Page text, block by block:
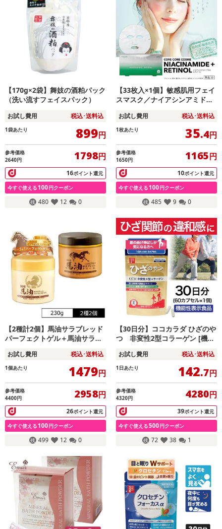
【170g×2袋】舞妓の酒粕パック
（洗い流すフェイスパック）
お試し費用 税込･送料込
1袋あたり 899円
参考価格
2640円
1798円
16ポイント還元
今すぐ使える 100円クーポン
480 12 0
【33枚入×1個】敏感肌用フェイ
スマスク／ナイアシンアミド＋
お試し費用 税込･送料込
1枚あたり 35.4円
参考価格
1650円
1165円
10ポイント還元
今すぐ使える 100円クーポン
485 9 0
【2種計2個】馬油サラブレッド
パーフェクトゲル＋馬油サラブ
お試し費用 税込･送料込
1個あたり 1479円
参考価格
4400円
2958円
26ポイント還元
今すぐ使える 100円クーポン
499 12 0
【30日分】ココカラダ ひざのや
つ 非変性2型コラーゲン [機能
お試し費用 税込･送料込
1日あたり 142.7円
参考価格
4320円
4280円
39ポイント還元
今すぐ使える500円クーポン
72 38 1